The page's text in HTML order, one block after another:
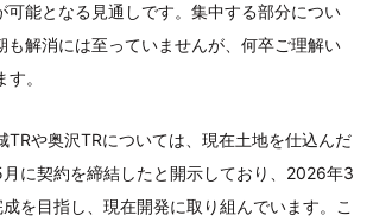
可能となる見通しです。集中する部分につい
も解消には至っていませんが、何卒ご理解い
。
TRや奥沢TRについては、現在土地を仕込んだ
に契約を締結したと開示しており、2026年3
を目指し、現在開発に取り組んでいます。こ